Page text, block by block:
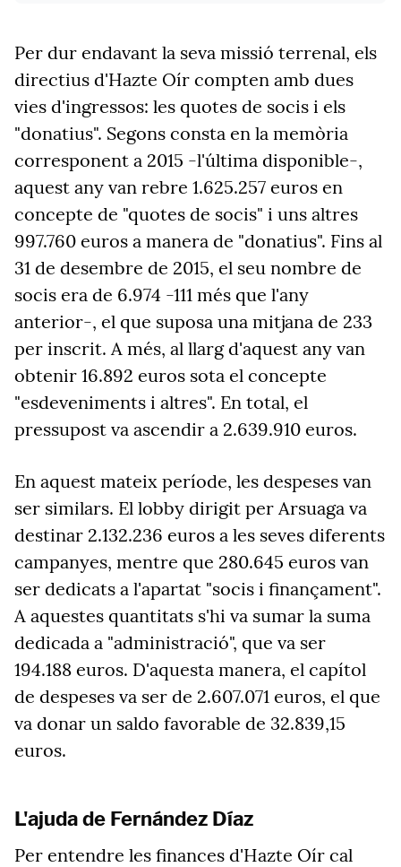
Per dur endavant la seva missió terrenal, els
directius d'Hazte Oír compten amb dues
vies d'ingressos: les quotes de socis i els
"donatius". Segons consta en la memòria
corresponent a 2015 -l'última disponible-,
aquest any van rebre 1.625.257 euros en
concepte de "quotes de socis" i uns altres
997.760 euros a manera de "donatius". Fins al
31 de desembre de 2015, el seu nombre de
socis era de 6.974 -111 més que l'any
anterior-, el que suposa una mitjana de 233
per inscrit. A més, al llarg d'aquest any van
obtenir 16.892 euros sota el concepte
"esdeveniments i altres". En total, el
pressupost va ascendir a 2.639.910 euros.
En aquest mateix període, les despeses van
ser similars. El lobby dirigit per Arsuaga va
destinar 2.132.236 euros a les seves diferents
campanyes, mentre que 280.645 euros van
ser dedicats a l'apartat "socis i finançament".
A aquestes quantitats s'hi va sumar la suma
dedicada a "administració", que va ser
194.188 euros. D'aquesta manera, el capítol
de despeses va ser de 2.607.071 euros, el que
va donar un saldo favorable de 32.839,15
euros.
L'ajuda de Fernández Díaz
Per entendre les finances d'Hazte Oír cal